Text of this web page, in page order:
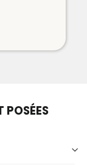
POSÉES